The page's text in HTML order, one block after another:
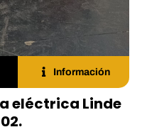
Información
eléctrica Linde